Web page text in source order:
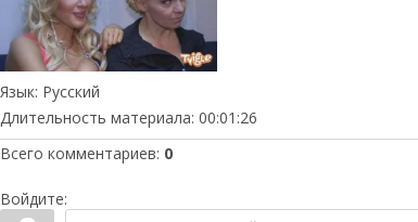
Язык: Русский
Длительность материала: 00:01:26
Всего комментариев: 0
Войдите: